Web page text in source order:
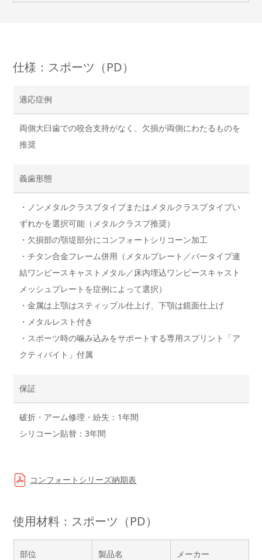
仕様：スポーツ（PD）
適応症例
両側大臼歯での咬合支持がなく、欠損が両側にわたるものを
推奨
義歯形態
・ノンメタルクラスプタイプまたはメタルクラスプタイプい
ずれかを選択可能（メタルクラスプ推奨）
・欠損部の顎堤部分にコンフォートシリコーン加工
・チタン合金フレーム併用（メタルプレート／バータイプ連
結ワンピースキャストメタル／床内埋込ワンピースキャスト
メッシュプレートを症例によって選択）
・金属は上顎はスティップル仕上げ、下顎は鏡面仕上げ
・メタルレスト付き
・スポーツ時の噛み込みをサポートする専用スプリント「ア
クティバイト」付属
保証
破折・アーム修理・紛失：1年間
シリコーン貼替：3年間
コンフォートシリーズ納期表
使用材料：スポーツ（PD）
部位 製品名 メーカー